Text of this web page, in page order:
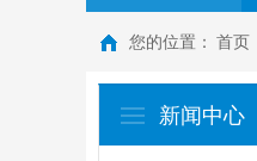
您的位置： 首页
新闻中心